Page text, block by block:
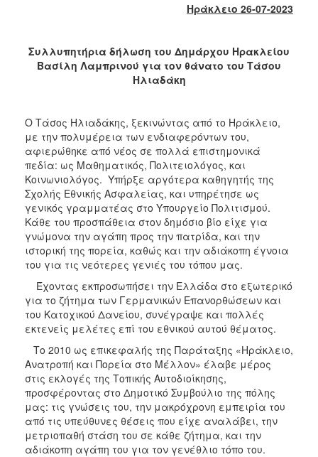
2013
2010
2006
ΤΟΠΟΣ
ΠΟΛΙΤΙΣΜΟΣ
ΑΝΘΕΚΤΙΚΗ
ΠΟΛΗ
Ηράκλειο 26-07-2023
Συλλυπητήρια δήλωση του Δημάρχου Ηρακλείου
Βασίλη Λαμπρινού για τον θάνατο του Τάσου
Ηλιαδάκη
Ο Τάσος Ηλιαδάκης, ξεκινώντας από το Ηράκλειο,
με την πολυμέρεια των ενδιαφερόντων του,
αφιερώθηκε από νέος σε πολλά επιστημονικά
πεδία: ως Μαθηματικός, Πολιτειολόγος, και
Κοινωνιολόγος. Υπήρξε αργότερα καθηγητής της
Σχολής Εθνικής Ασφαλείας, και υπηρέτησε ως
γενικός γραμματέας στο Υπουργείο Πολιτισμού.
Κάθε του προσπάθεια στον δημόσιο βίο είχε για
γνώμονα την αγάπη προς την πατρίδα, και την
ιστορική της πορεία, καθώς και την αδιάκοπη έγνοια
του για τις νεότερες γενιές του τόπου μας.
Έχοντας εκπροσωπήσει την Ελλάδα στο εξωτερικό
για το ζήτημα των Γερμανικών Επανορθώσεων και
του Κατοχικού Δανείου, συνέγραψε και πολλές
εκτενείς μελέτες επί του εθνικού αυτού θέματος.
Το 2010 ως επικεφαλής της Παράταξης «Ηράκλειο,
Ανατροπή και Πορεία στο Μέλλον» έλαβε μέρος
στις εκλογές της Τοπικής Αυτοδιοίκησης,
προσφέροντας στο Δημοτικό Συμβούλιο της πόλης
μας: τις γνώσεις του, την μακρόχρονη εμπειρία του
από τις υπεύθυνες θέσεις που είχε αναλάβει, την
μετριοπαθή στάση του σε κάθε ζήτημα, και την
αδιάκοπη αγάπη του για τον γενέθλιο τόπο του.